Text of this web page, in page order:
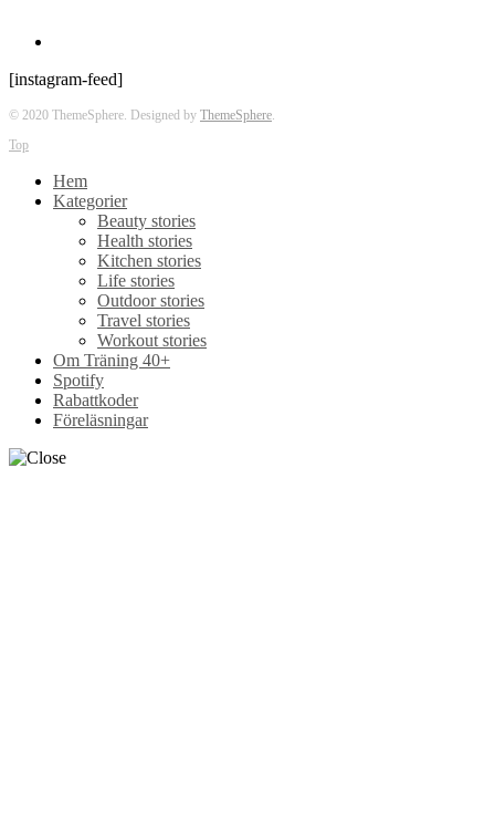
[instagram-feed]
© 2020 ThemeSphere. Designed by ThemeSphere
Top
Hem
Kategorier
Beauty stories
Health stories
Kitchen stories
Life stories
Outdoor stories
Travel stories
Workout stories
Om Träning 40+
Spotify
Rabattkoder
Föreläsningar